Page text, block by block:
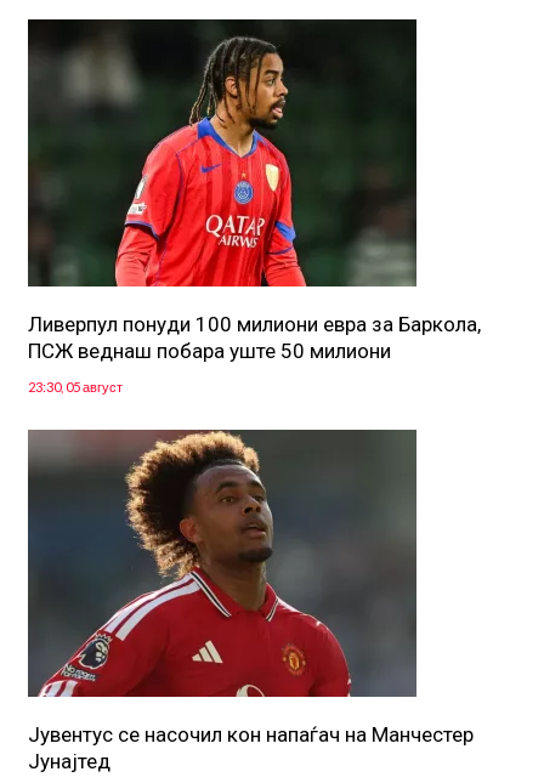
Ливерпул понуди 100 милиони евра за Баркола,
ПСЖ веднаш побара уште 50 милиони
23:30, 05 август
Јувентус се насочил кон напаѓач на Манчестер
Јунајтед